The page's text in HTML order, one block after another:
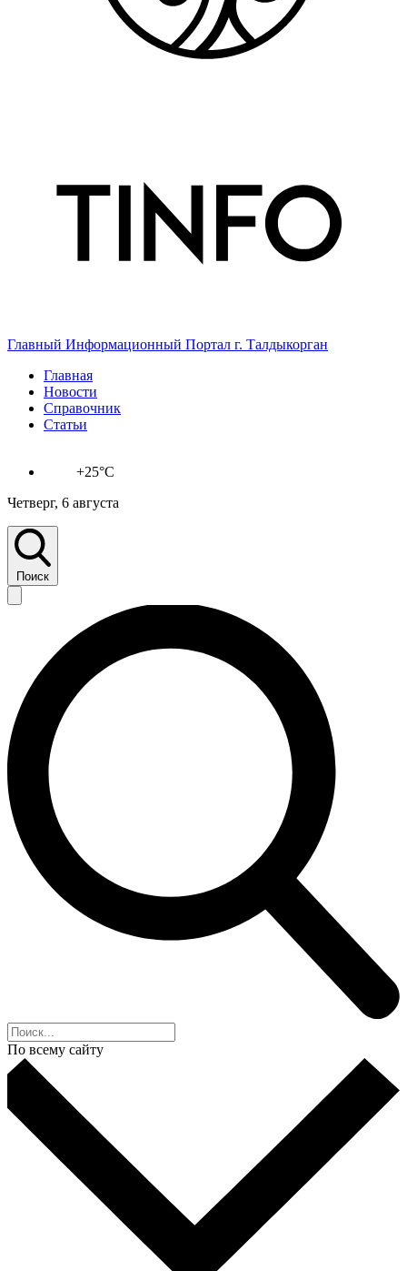
Главный Информационный Портал г. Талдыкорган
Главная
Новости
Справочник
Статьи
+25°C
Четверг, 6 августа
Поиск
По всему сайту